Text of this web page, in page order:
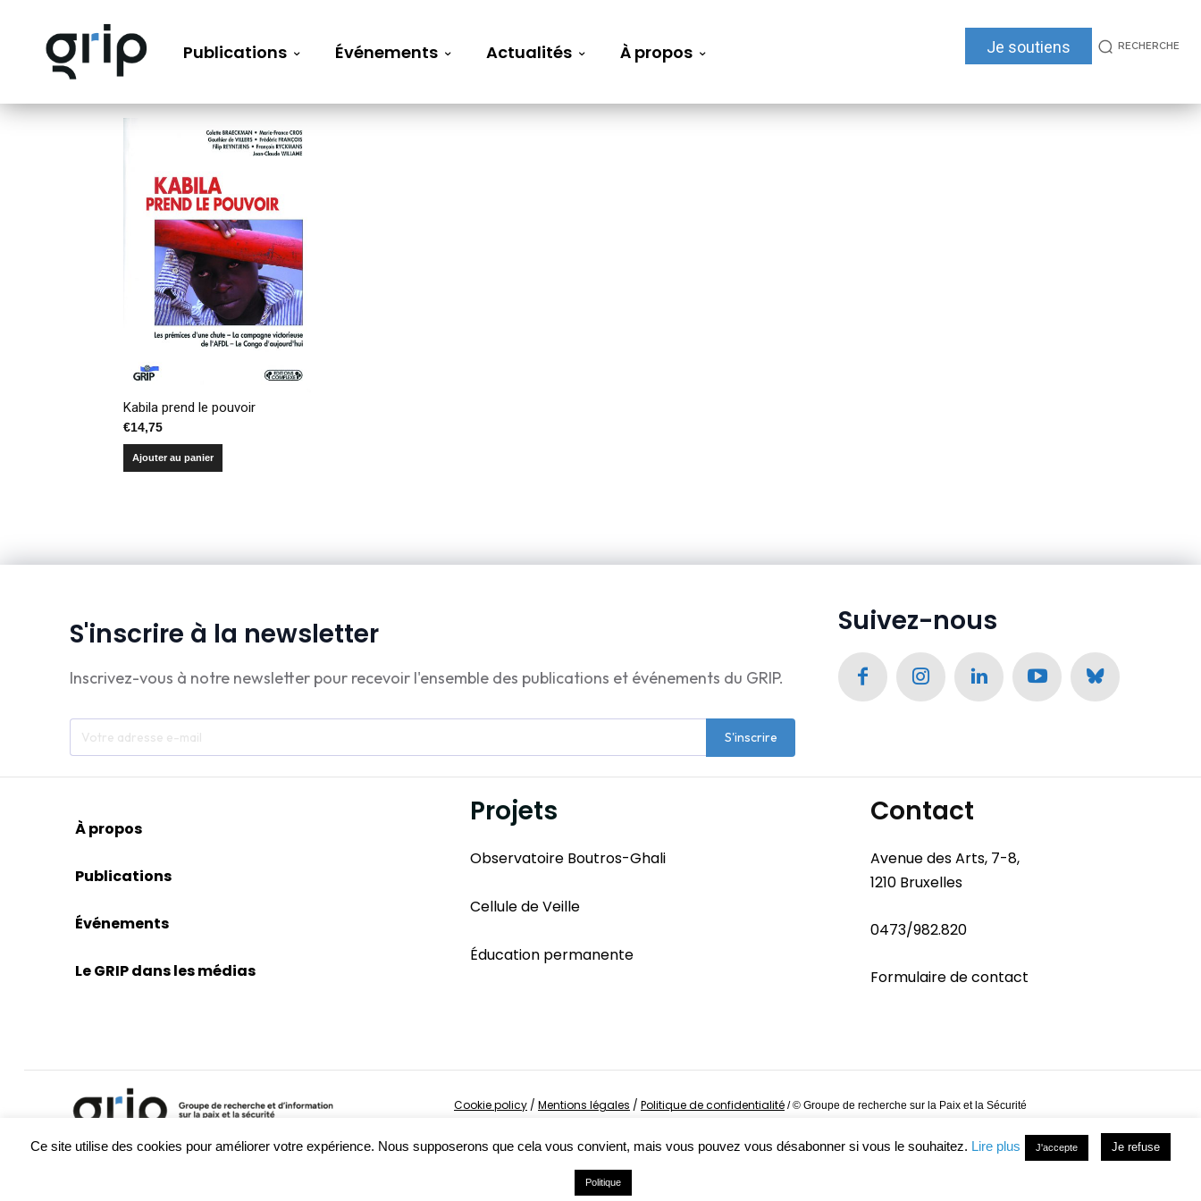
Publications Événements Actualités À propos Je soutiens RECHERCHE
Kabila prend le pouvoir
€14,75
Ajouter au panier
S'inscrire à la newsletter
Inscrivez-vous à notre newsletter pour recevoir l'ensemble des publications et événements du GRIP.
S'inscrire
Suivez-nous
À propos
Publications
Événements
Le GRIP dans les médias
Projets
Observatoire Boutros-Ghali
Cellule de Veille
Éducation permanente
Contact
Avenue des Arts, 7-8,
1210 Bruxelles
0473/982.820
Formulaire de contact
Cookie policy / Mentions légales / Politique de confidentialité /© Groupe de recherche sur la Paix et la Sécurité
Ce site utilise des cookies pour améliorer votre expérience. Nous supposerons que cela vous convient, mais vous pouvez vous désabonner si vous le souhaitez. Lire plus J'accepte Je refuse
Politique